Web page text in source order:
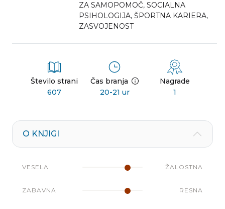
ZA SAMOPOMOČ, SOCIALNA
PSIHOLOGIJA, ŠPORTNA KARIERA,
ZASVOJENOST
Število strani
607
Čas branja
20-21 ur
Nagrade
1
O KNJIGI
VESELA ŽALOSTNA
ZABAVNA RESNA